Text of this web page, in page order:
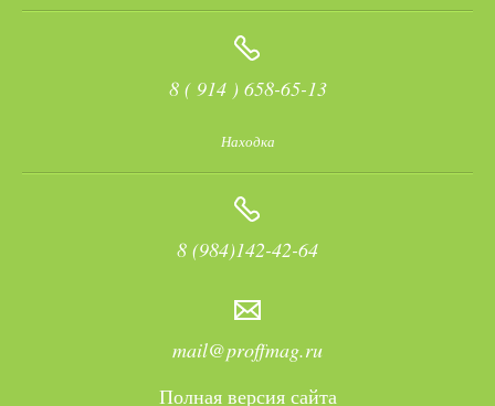
8 ( 914 ) 658-65-13
Находка
8 (984)142-42-64
mail@proffmag.ru
Полная версия сайта